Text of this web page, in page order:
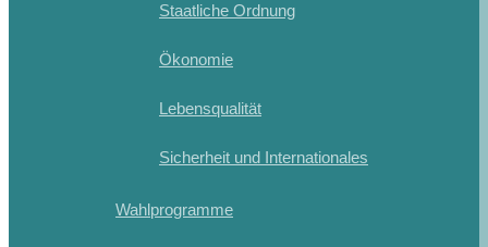
Staatliche Ordnung
Ökonomie
Lebensqualität
Sicherheit und Internationales
Wahlprogramme